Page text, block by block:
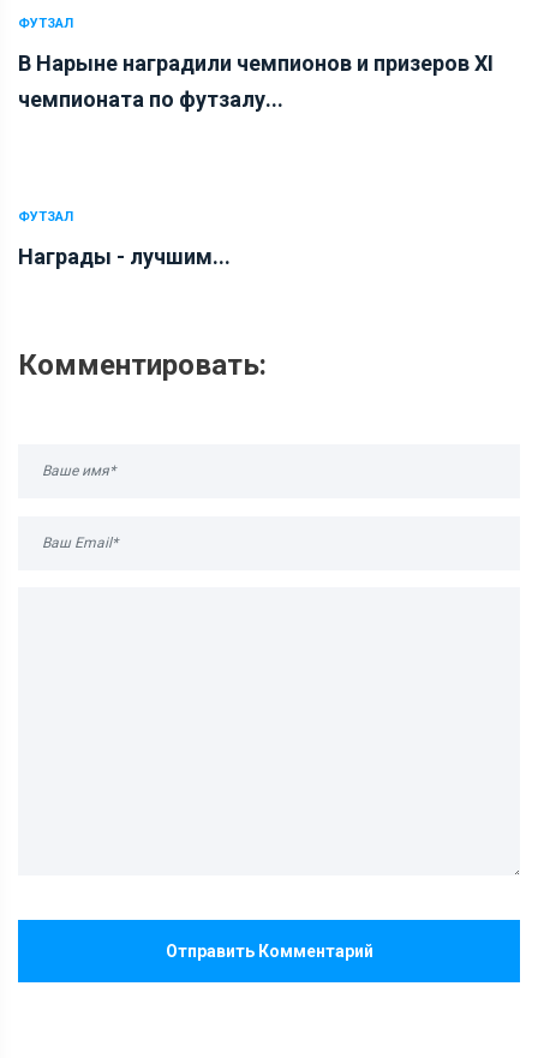
ФУТЗАЛ
В Нарыне наградили чемпионов и призеров XI
чемпионата по футзалу...
ФУТЗАЛ
Награды - лучшим...
Комментировать:
Отправить Комментарий